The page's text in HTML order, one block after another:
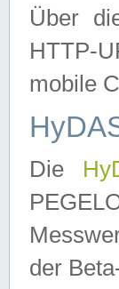
Über
HTTP-
mobile
Die
der